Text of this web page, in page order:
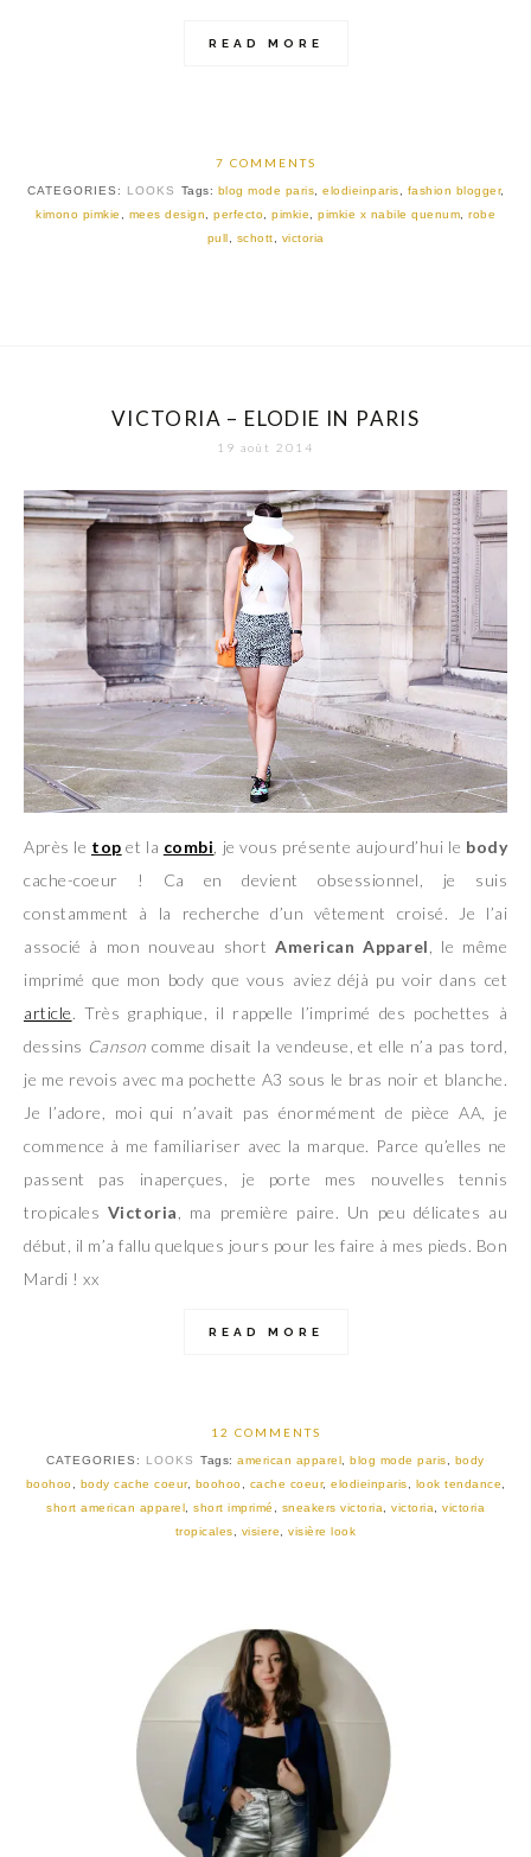
READ MORE
7 COMMENTS
CATEGORIES: LOOKS Tags: blog mode paris, elodieinparis, fashion blogger,
kimono pimkie , mees design, perfecto, pimkie, pimkie x nabile quenum, robe
pull, schott, victoria
VICTORIA – ELODIE IN PARIS
19 août 2014
Après le top et la combi , je vous présente aujourd’hui le body
cache-coeur ! Ca en devient obsessionnel, je suis
constamment à la recherche d’un vêtement croisé. Je l’ai
associé à mon nouveau shortAmerican Apparel , le même
imprimé que mon body que vous aviez déjà pu voir dans cet
article. Très graphique, il rappelle l’imprimé des pochettes à
dessins Canson comme disait la vendeuse, et elle n’a pas tord,
je me revois avec ma pochette A3 sous le bras noir et blanche.
Je l’adore, moi qui n’avait pas énormément de pièce AA, je
commence à me familiariser avec la marque. Parce qu’elles ne
passent pas inaperçues, je porte mes nouvelles tennis
tropicales Victoria
ma première paire. Un peu délicates au
début, il m’a fallu quelques jours pour les faire à mes pieds. Bon
Mardi ! xx
READ MORE
12 COMMENTS
CATEGORIES: LOOKS Tags:american apparel ,blog mode paris
body
boohoo
body cache coeur, boohoo cache coeur, elodieinparis look tendance
short american apparel
short imprimé sneakers victoria victoria
victoria
tropicales
visiere ,visière look